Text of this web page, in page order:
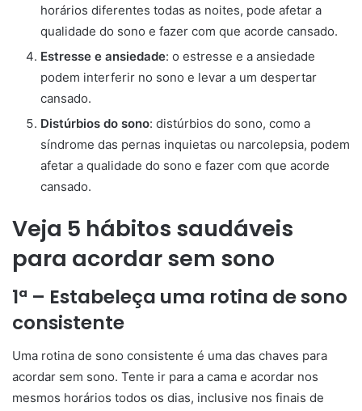
horários diferentes todas as noites, pode afetar a
qualidade do sono e fazer com que acorde cansado.
Estresse e ansiedade: o estresse e a ansiedade
podem interferir no sono e levar a um despertar
cansado.
Distúrbios do sono: distúrbios do sono, como a
síndrome das pernas inquietas ou narcolepsia, podem
afetar a qualidade do sono e fazer com que acorde
cansado.
Veja 5 hábitos saudáveis
para acordar sem sono
1ª – Estabeleça uma rotina de sono
consistente
Uma rotina de sono consistente é uma das chaves para
acordar sem sono. Tente ir para a cama e acordar nos
mesmos horários todos os dias, inclusive nos finais de